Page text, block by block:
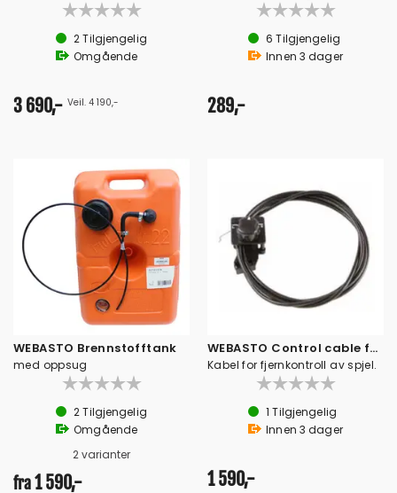
2Tilgjengelig
Omgående
3 690,- Veil. 4 190,-
6 Tilgjengelig
Innen 3 dager
289,-
WEBASTO Brennstofftank
med oppsug
2Tilgjengelig
Omgående
2 varianter
fra1 590,-
WEBASTO Control cable for distributor 2M
Kabel for fjernkontroll av spjel.
1 Tilgjengelig
Innen 3 dager
1 590,-